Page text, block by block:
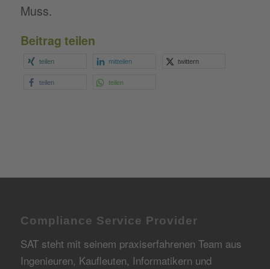
Muss.
Beitrag teilen
teilen mitteilen twittern
teilen teilen
Compliance Service Provider
SAT steht mit seinem praxiserfahrenen Team aus
Ingenieuren, Kaufleuten, Informatikern und